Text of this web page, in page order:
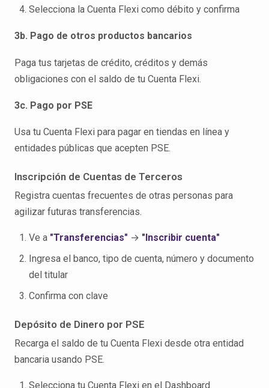
Selecciona la Cuenta Flexi como débito y confirma
3b. Pago de otros productos bancarios
Paga tus tarjetas de crédito, créditos y demás
obligaciones con el saldo de tu Cuenta Flexi.
3c. Pago por PSE
Usa tu Cuenta Flexi para pagar en tiendas en línea y
entidades públicas que acepten PSE.
Inscripción de Cuentas de Terceros
Registra cuentas frecuentes de otras personas para
agilizar futuras transferencias.
Ve a "Transferencias" → "Inscribir cuenta"
Ingresa el banco, tipo de cuenta, número y documento
del titular
Confirma con clave
Depósito de Dinero por PSE
Recarga el saldo de tu Cuenta Flexi desde otra entidad
bancaria usando PSE.
Selecciona tu Cuenta Flexi en el Dashboard